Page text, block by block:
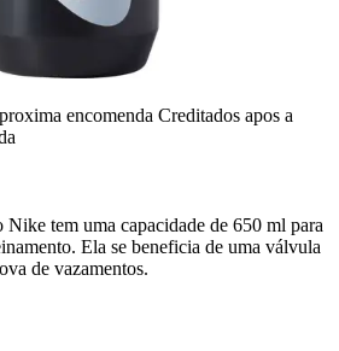
encomenda Creditados apos a
Nike tem uma capacidade de 650 ml para
Ela se beneficia de uma válvula
de vazamentos.